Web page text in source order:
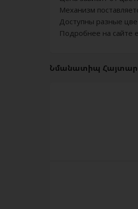
Механизм
Доступны разные
Подробнее на сайте
Նմանատիպ